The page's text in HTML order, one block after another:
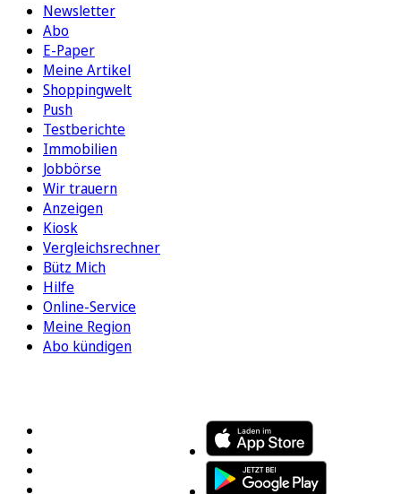
Newsletter
Abo
E-Paper
Meine Artikel
Shoppingwelt
Push
Testberichte
Immobilien
Jobbörse
Wir trauern
Anzeigen
Kiosk
Vergleichsrechner
Bütz Mich
Hilfe
Online-Service
Meine Region
Abo kündigen